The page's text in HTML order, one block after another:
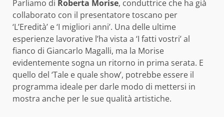
Parliamo di Roberta Morise, conduttrice che ha già
collaborato con il presentatore toscano per
‘L’Eredità’ e ‘I migliori anni’. Una delle ultime
esperienze lavorative l’ha vista a ‘I fatti vostri’ al
fianco di Giancarlo Magalli, ma la Morise
evidentemente sogna un ritorno in prima serata. E
quello del ‘Tale e quale show’, potrebbe essere il
programma ideale per darle modo di mettersi in
mostra anche per le sue qualità artistiche.